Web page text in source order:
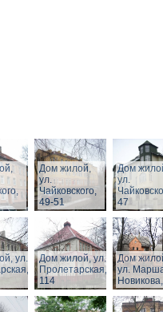
Дом жилой,
ул.
Чайковского,
49-51
Дом
ул.
47
ул.
Дом жилой, ул.
Пролетарская,
114
Дом
ул.